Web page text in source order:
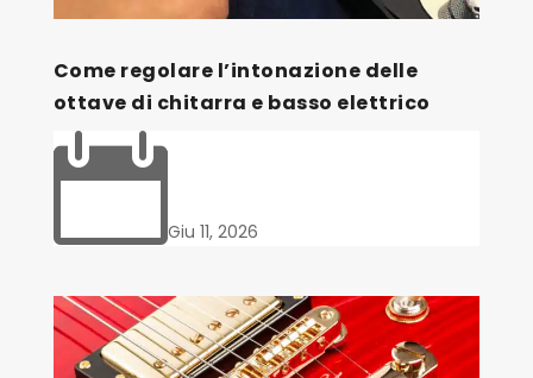
Come regolare l’intonazione delle
ottave di chitarra e basso elettrico
Giu 11, 2026